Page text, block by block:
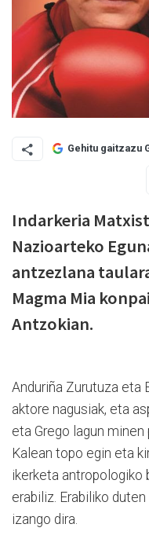
Gehitu gaitzazu
Indarkeria
Nazioarteko
antzezlana
Magma Mia
Antzokian.
Anduriña Zurutuza eta
aktore nagusiak, eta
eta Grego lagun
Kalean topo egin eta
ikerketa antropologiko
erabiliz. Erabiliko
izango dira.